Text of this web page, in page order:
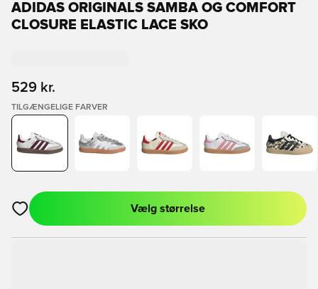
ADIDAS ORIGINALS SAMBA OG COMFORT
CLOSURE ELASTIC LACE SKO
529 kr.
TILGÆNGELIGE FARVER
Åbner en Modal til at logge ind eller tilmelde dig som medlem
Vælg størrelse